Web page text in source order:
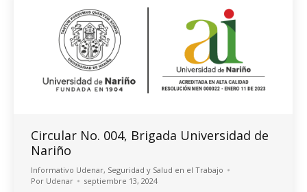
Circular No. 004, Brigada Universidad de
Nariño
Informativo Udenar, Seguridad y Salud en el Trabajo
Por Udenar septiembre 13, 2024